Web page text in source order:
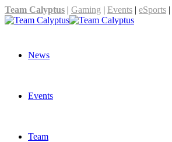
Team Calyptus | Gaming | Events | eSports |
News
Events
Team